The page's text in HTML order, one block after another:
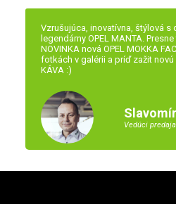
Vzrušujúca, inovatívna, štýlová
legendárny OPEL MANTA.
NOVINKA nová OPEL MOKKA
fotkách v galérii a príď zažit novú
KÁVA :)
Vedúci